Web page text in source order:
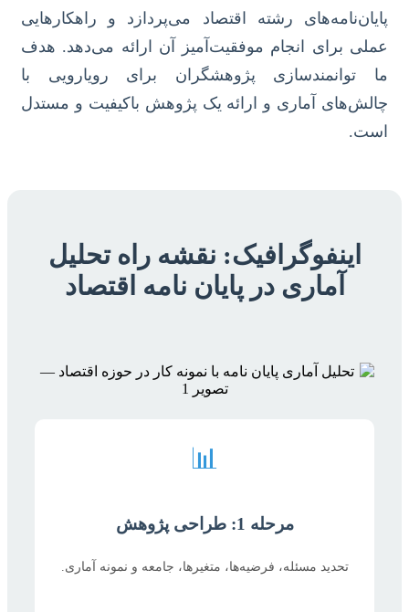
پایان‌نامه‌های رشته اقتصاد می‌پردازد و راهکارهایی
عملی برای انجام موفقیت‌آمیز آن ارائه می‌دهد. هدف
ما توانمندسازی پژوهشگران برای رویارویی با
چالش‌های آماری و ارائه یک پژوهش باکیفیت و مستدل
است.
اینفوگرافیک: نقشه راه تحلیل
آماری در پایان نامه اقتصاد
📊
مرحله 1: طراحی پژوهش
تحدید مسئله، فرضیه‌ها، متغیرها، جامعه و نمونه آماری.